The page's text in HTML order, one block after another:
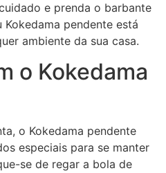
e prenda o barbante
Kokedama pendente está
ambiente da sua casa.
o Kokedama
o Kokedama pendente
especiais para se manter
se de regar a bola de